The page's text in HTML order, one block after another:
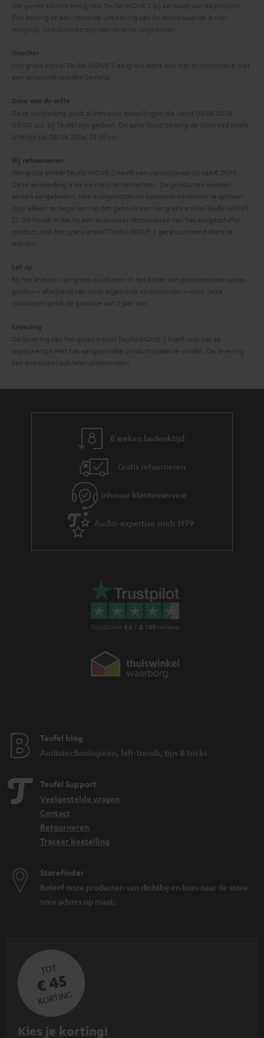
m
a
i
e
We geven slechts een gratis Teufel MOVE 2 bij aankoop van dit product.
Een korting of een contante uitbetaling van de winkelwaarde is niet
mogelijk. Kadobonnen zijn van de actie uitgesloten.
Voucher
Het gratis artikel Teufel MOVE 2 als gratis extra kan niet in combinatie met
een actiecode worden besteld.
Duur van de actie
Deze aanbieding geldt alleen voor bestellingen die vanaf 03.08.2026,
00:00 uur bij Teufel zijn gedaan. De actie loopt zo lang de voorraad strekt.
Uiterlijk tot 08.08.2026, 23:59 uur.
Bij retourneren
Het gratis artikel Teufel MOVE 2 heeft een verkoopwaarde van € 29,99.
Deze aanbieding is als eenheid te betrachten. De producten worden
samen aangeboden. Het is uitgesloten de koopovereenkomst te splitsen
(bijv. alleen te beperken op het gebruik van het gratis artikel Teufel MOVE
2). Dit houdt in dat bij een eventueel retourneren van het aangeschafte
product, ook het gratis artikel Teufel MOVE 2 geretourneerd dient te
worden.
Let op
Bij het leveren van gratis producten in het kader van promotionele acties
gelden – afwijkend van onze algemene voorwaarden – voor deze
producten geldt de garantie van 2 jaar niet.
Levering
De levering van het gratis artikel Teufel MOVE 2 hoeft niet per se
tegelijkertijd met het aangeschafte product plaats te vinden. De levering
kan eventueel ook later plaatsvinden.
8 weken bedenktijd
Gratis retourneren
Inhouse klantenservice
Audio-expertise sinds 1979
Teufel blog
Audiotechnologieën, hifi-trends, tips & tricks
Teufel Support
Veelgestelde vragen
Contact
Retourneren
Traceer bestelling
Storefinder
Beleef onze producten van dichtbij en kom naar de store
voor advies op maat.
TOT
€ 45
KORTING
A
Kies je korting!